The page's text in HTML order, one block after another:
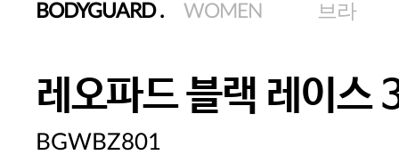
BODYGUARD. WOMEN 브라
레오파드 블랙 레이스
BGWBZ801